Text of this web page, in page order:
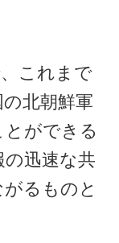
これまで
北朝鮮軍
ができる
迅速な共
るものと